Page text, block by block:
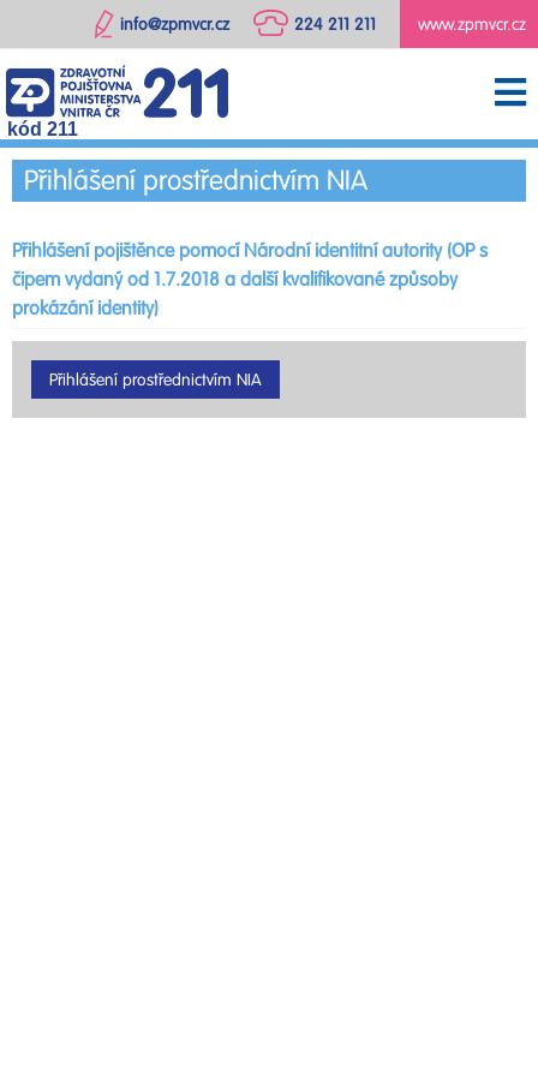
www.zpmvcr.cz
224 211 211
info@zpmvcr.cz
kód 211
Přihlášení prostřednictvím NIA
Přihlášení pojištěnce pomocí Národní identitní autority (OP s
čipem vydaný od 1.7.2018 a další kvalifikované způsoby
prokázání identity)